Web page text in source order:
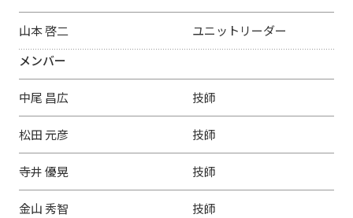
山本 啓二
ユニットリーダー
メンバー
中尾 昌広 技師
松田 元彦 技師
寺井 優晃 技師
金山 秀智 技師